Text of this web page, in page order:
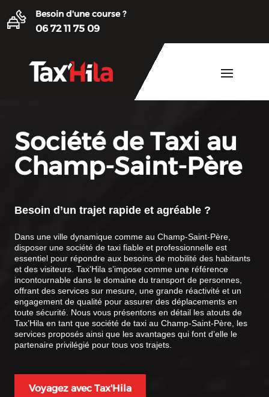
Besoin d'une course ?
06 72 11 75 09
Société de Taxi au
Champ-Saint-Père
Besoin d’un trajet rapide et agréable ?
Dans une ville dynamique comme au Champ-Saint-Père,
disposer une société de taxi fiable et professionnelle est
essentiel pour répondre aux besoins de mobilité des habitants
et des visiteurs. Tax’Hila s’impose comme une référence
incontournable dans le domaine du transport de personnes,
offrant des services sur mesure, une grande réactivité et un
engagement de qualité pour assurer des déplacements en
toute sécurité. Nous vous présentons en détail les atouts de
Tax’Hila en tant que société de taxi au Champ-Saint-Père, les
services proposés ainsi que les avantages qui font d’elle le
partenaire privilégié pour tous vos trajets.
Voyagez avec Tax'Hila